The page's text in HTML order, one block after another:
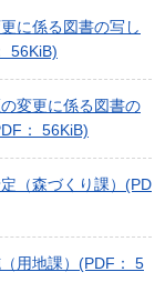
に係る図書の写し
56KiB)
変更に係る図書の
： 56KiB)
（森づくり課）(PD
用地課）(PDF： 5